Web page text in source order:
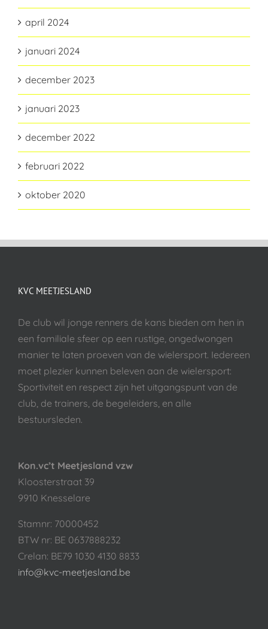
april 2024
januari 2024
december 2023
januari 2023
december 2022
februari 2022
oktober 2020
KVC MEETJESLAND
De club wil jonge renners de kans bieden om hen in
een familiale sfeer op een rustige, ongedwongen
manier te laten proeven van de wielersport. Iedereen
moet plezier kunnen beleven aan de wielersport:
Sportiviteit en respect zijn het uitgangspunt van de
club, de trainers, de begeleiders, en alle
bestuursleden.
Kon.vc’t Meetjesland vzw
Kloosterstraat 39
9910 Knesselare
Stamnr: 70000452
BTW nr: BE 0637888232
Crelan: BE79 1030 4130 8833
info@kvc-meetjesland.be